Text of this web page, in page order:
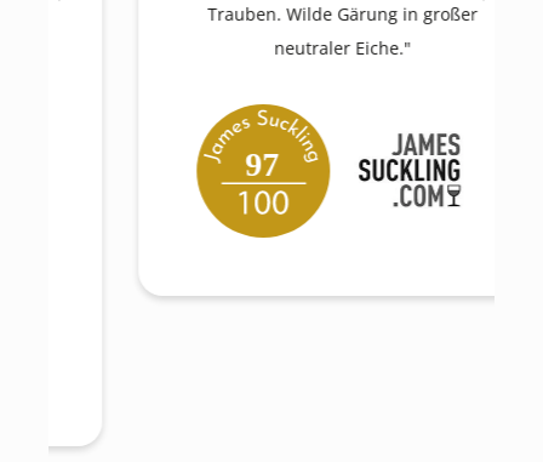
Trauben. Wilde Gärung in großer
neutraler Eiche."
97